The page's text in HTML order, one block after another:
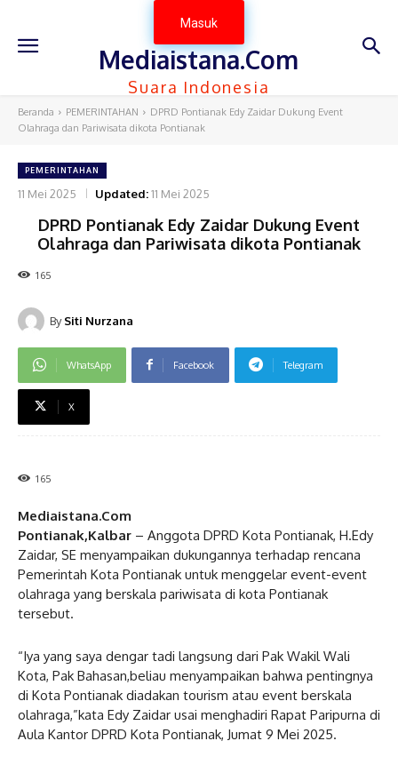
Masuk
Mediaistana.Com
Suara Indonesia
Beranda PEMERINTAHAN
DPRD Pontianak Edy Zaidar Dukung Event
Olahraga dan Pariwisata dikota Pontianak
PEMERINTAHAN
11 Mei 2025 Updated:11 Mei 2025
DPRD Pontianak Edy Zaidar Dukung Event
Olahraga dan Pariwisata dikota Pontianak
165
By Siti Nurzana
WhatsApp Facebook Telegram
X
165
Mediaistana.Com
Pontianak,Kalbar – Anggota DPRD Kota Pontianak, H.Edy
Zaidar, SE menyampaikan dukungannya terhadap rencana
Pemerintah Kota Pontianak untuk menggelar event-event
olahraga yang berskala pariwisata di kota Pontianak
tersebut.
“Iya yang saya dengar tadi langsung dari Pak Wakil Wali
Kota, Pak Bahasan,beliau menyampaikan bahwa pentingnya
di Kota Pontianak diadakan tourism atau event berskala
olahraga,”kata Edy Zaidar usai menghadiri Rapat Paripurna di
Aula Kantor DPRD Kota Pontianak, Jumat 9 Mei 2025.